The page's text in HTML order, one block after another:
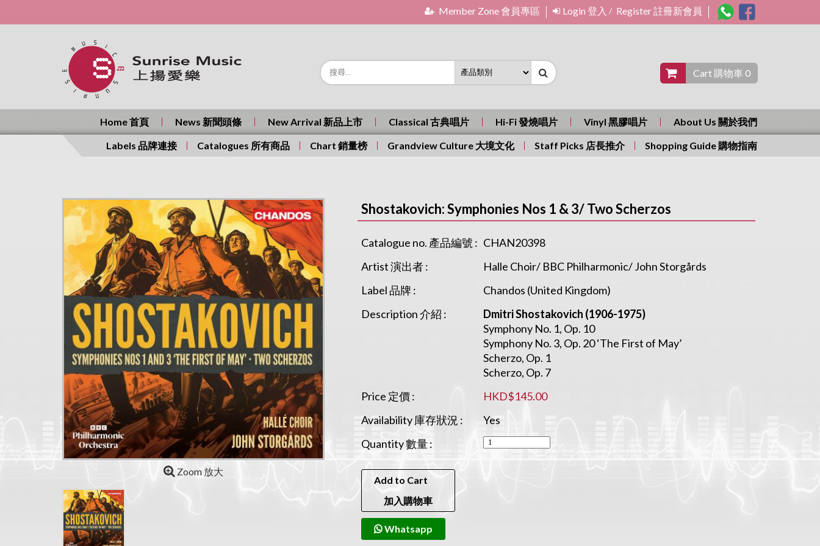
Member Zone 會員專區 Login 登入 / Register 註冊新會員
Cart 購物車 0
Home 首頁 News 新聞頭條 New Arrival 新品上市 Classical 古典唱片 Hi-Fi 發燒唱片 Vinyl 黑膠唱片 About Us 關於我們
Labels 品牌連接 Catalogues 所有商品 Chart 銷量榜 Grandview Culture 大境文化 Staff Picks 店長推介 Shopping Guide 購物指南
Zoom 放大
Shostakovich: Symphonies Nos 1 & 3/ Two Scherzos
Catalogue no. 產品編號 : CHAN20398
Artist 演出者 :
Halle Choir/ BBC Philharmonic/ John Storgårds
Label 品牌 :
Chandos (United Kingdom)
Description 介紹 :
Dmitri Shostakovich (1906-1975)
Symphony No. 1, Op. 10
Symphony No. 3, Op. 20 ‘The First of May’
Scherzo, Op. 1
Scherzo, Op. 7
Price 定價 :
HKD$145.00
Availability 庫存狀況 :
Yes
Quantity 數量 :
Add to Cart
加入購物車
Whatsapp